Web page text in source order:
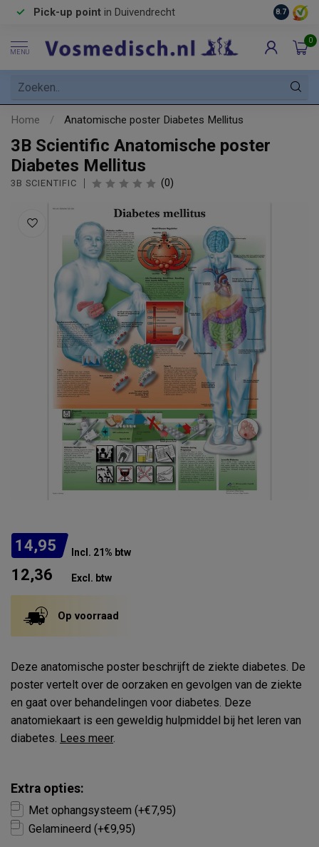
Pick-up point in Duivendrecht 8.7
MENU
0
Home / Anatomische poster Diabetes Mellitus
3B Scientific Anatomische poster
Diabetes Mellitus
3B SCIENTIFIC (0)
14,95 Incl. 21% btw
12,36 Excl. btw
Op voorraad
Deze anatomische poster beschrijft de ziekte diabetes. De
poster vertelt over de oorzaken en gevolgen van de ziekte
en gaat over behandelingen voor diabetes. Deze
anatomiekaart is een geweldig hulpmiddel bij het leren van
diabetes. Lees meer.
Extra opties:
Met ophangsysteem (+€7,95)
Gelamineerd (+€9,95)